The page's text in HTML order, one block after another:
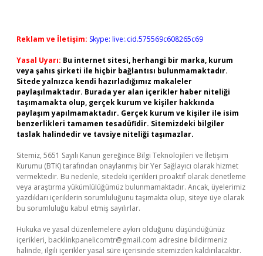
Reklam ve İletişim: Skype: live:.cid.575569c608265c69
Yasal Uyarı: Bu internet sitesi, herhangi bir marka, kurum
veya şahıs şirketi ile hiçbir bağlantısı bulunmamaktadır.
Sitede yalnızca kendi hazırladığımız makaleler
paylaşılmaktadır. Burada yer alan içerikler haber niteliği
taşımamakta olup, gerçek kurum ve kişiler hakkında
paylaşım yapılmamaktadır. Gerçek kurum ve kişiler ile isim
benzerlikleri tamamen tesadüfidir. Sitemizdeki bilgiler
taslak halindedir ve tavsiye niteliği taşımazlar.
Sitemiz, 5651 Sayılı Kanun gereğince Bilgi Teknolojileri ve İletişim
Kurumu (BTK) tarafından onaylanmış bir Yer Sağlayıcı olarak hizmet
vermektedir. Bu nedenle, sitedeki içerikleri proaktif olarak denetleme
veya araştırma yükümlülüğümüz bulunmamaktadır. Ancak, üyelerimiz
yazdıkları içeriklerin sorumluluğunu taşımakta olup, siteye üye olarak
bu sorumluluğu kabul etmiş sayılırlar.
Hukuka ve yasal düzenlemelere aykırı olduğunu düşündüğünüz
içerikleri, backlinkpanelicomtr@gmail.com adresine bildirmeniz
halinde, ilgili içerikler yasal süre içerisinde sitemizden kaldırılacaktır.